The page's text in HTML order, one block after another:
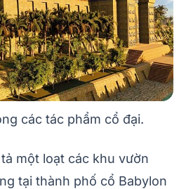
các tác phẩm cổ đại.
một loạt các khu vườn
tại thành phố cổ Babylon